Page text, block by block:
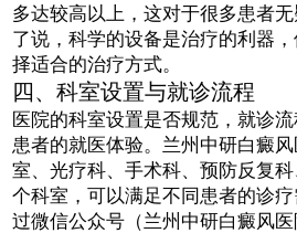
多达较高以上，这对于很多患者
了说，科学的设备是治疗的利器
择适合的治疗方式。
四、科室设置与就诊流程
医院的科室设置是否规范，就诊
患者的就医体验。兰州中研白癜
室、光疗科、手术科、预防反复
个科室，可以满足不同患者的诊
过微信公众号（兰州中研白癜风